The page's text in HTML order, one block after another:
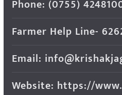
Phone: (0755)
Farmer Help Line-
Email:
Website: https://